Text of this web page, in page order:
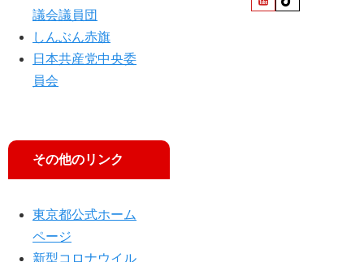
議会議員団
しんぶん赤旗
日本共産党中央委
員会
その他のリンク
東京都公式ホーム
ページ
新型コロナウイル